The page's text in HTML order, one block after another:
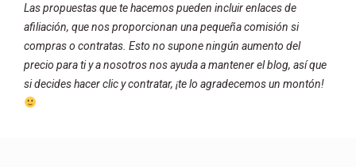
Las propuestas que te hacemos pueden incluir enlaces de
afiliación, que nos proporcionan una pequeña comisión si
compras o contratas. Esto no supone ningún aumento del
precio para ti y a nosotros nos ayuda a mantener el blog, así que
si decides hacer clic y contratar, ¡te lo agradecemos un montón!